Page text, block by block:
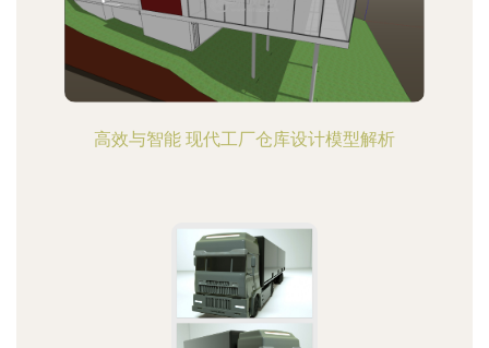
高效与智能 现代工厂仓库设计模型解析